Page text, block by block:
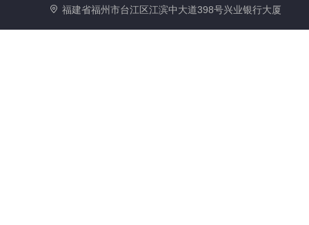
福建省福州市台江区江滨中大道398号兴业银行大厦